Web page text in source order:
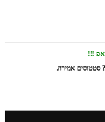
!!!
סטטוסים אמירוז.